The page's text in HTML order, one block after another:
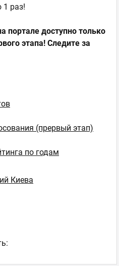
1 раз!
портале доступно только
этапа! Следите за
(прервый этап)
по годам
Киева